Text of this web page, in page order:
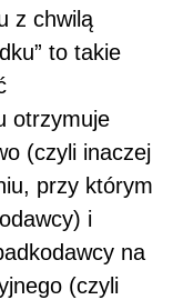
z chwilą
to takie
otrzymuje
(czyli inaczej
przy którym
i
na
(czyli